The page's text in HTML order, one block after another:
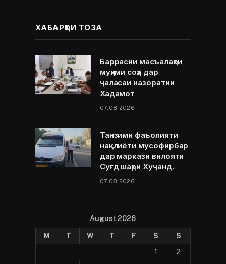
ХАБАРҲОИ ТОЗА
Баррасии масъалаҳои
муҳими соҳа дар
ҷаласаи назоратии
Хадамот
07.08.2026
Танзими фаъолияти
нақлиёти мусофирбар
дар маркази вилояти
Суғд шаҳри Хуҷанд.
07.08.2026
August 2026
M T W T F S
S
1
2